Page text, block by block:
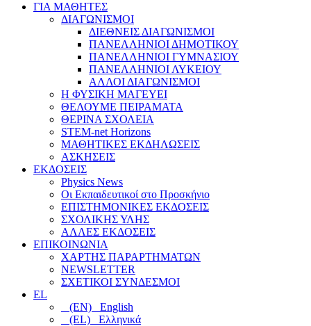
ΓΙΑ ΜΑΘΗΤΕΣ
ΔΙΑΓΩΝΙΣΜΟΙ
ΔΙΕΘΝΕΙΣ ΔΙΑΓΩΝΙΣΜΟΙ
ΠΑΝΕΛΛΗΝΙΟΙ ΔΗΜΟΤΙΚΟΥ
ΠΑΝΕΛΛΗΝΙΟΙ ΓΥΜΝΑΣΙΟΥ
ΠΑΝΕΛΛΗΝΙΟΙ ΛΥΚΕΙΟΥ
ΑΛΛΟΙ ΔΙΑΓΩΝΙΣΜΟΙ
Η ΦΥΣΙΚΗ ΜΑΓΕΥΕΙ
ΘΕΛΟΥΜΕ ΠΕΙΡΑΜΑΤΑ
ΘΕΡΙΝΑ ΣΧΟΛΕΙΑ
STEM-net Horizons
ΜΑΘΗΤΙΚΕΣ ΕΚΔΗΛΩΣΕΙΣ
ΑΣΚΗΣΕΙΣ
ΕΚΔΟΣΕΙΣ
Physics News
Οι Εκπαιδευτικοί στο Προσκήνιο
ΕΠΙΣΤΗΜΟΝΙΚΕΣ ΕΚΔΟΣΕΙΣ
ΣΧΟΛΙΚΗΣ ΥΛΗΣ
ΑΛΛΕΣ ΕΚΔΟΣΕΙΣ
ΕΠΙΚΟΙΝΩΝΙΑ
ΧΑΡΤΗΣ ΠΑΡΑΡΤΗΜΑΤΩΝ
NEWSLETTER
ΣΧΕΤΙΚΟΙ ΣΥΝΔΕΣΜΟΙ
EL
(EN) English
(EL) Ελληνικά